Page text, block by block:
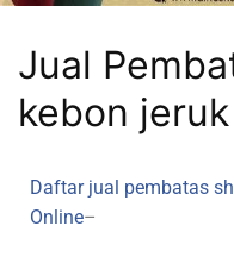
Jual
kebon jeruk
Daftar jual pembatas
Online–